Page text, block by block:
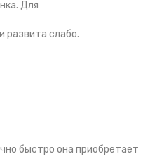
Для
развита слабо.
быстро она приобретает